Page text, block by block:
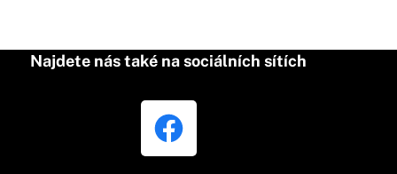
Najdete nás také na sociálních sítích